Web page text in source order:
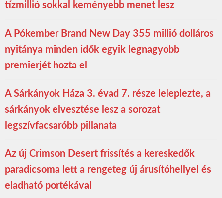
tízmillió sokkal keményebb menet lesz
A Pókember Brand New Day 355 millió dolláros
nyitánya minden idők egyik legnagyobb
premierjét hozta el
A Sárkányok Háza 3. évad 7. része leleplezte, a
sárkányok elvesztése lesz a sorozat
legszívfacsaróbb pillanata
Az új Crimson Desert frissítés a kereskedők
paradicsoma lett a rengeteg új árusítóhellyel és
eladható portékával